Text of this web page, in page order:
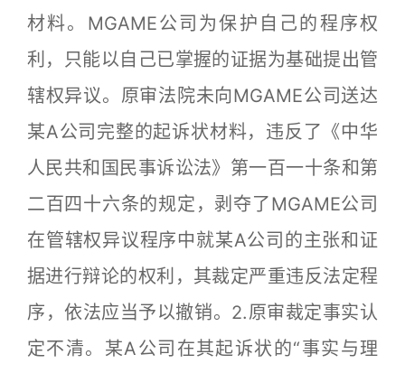
材料。MGAME公司为保护自己的程序权
利，只能以自己已掌握的证据为基础提出管
辖权异议。原审法院未向MGAME公司送达
某A公司完整的起诉状材料，违反了《中华
人民共和国民事诉讼法》第一百一十条和第
二百四十六条的规定，剥夺了MGAME公司
在管辖权异议程序中就某A公司的主张和证
据进行辩论的权利，其裁定严重违反法定程
序，依法应当予以撤销。2.原审裁定事实认
定不清。某A公司在其起诉状的“事实与理